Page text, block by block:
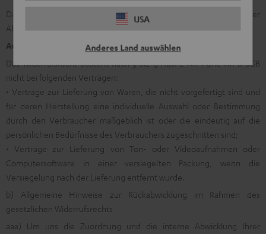
USA
Anderes Land auswählen
Das Muster-Widerrufsformular finden Sie ganz am Ende unserer
Allgemeinen Geschäftsbedingungen.
Ausnahmen vom Widerrufsrecht
Das Widerrufsrecht besteht nach § 312 g Abs. 2 Nr. 1 und Nr. 6 BGB
nicht bei folgenden Verträgen:
• Verträge zur Lieferung von Waren, die nicht vorgefertigt sind und
für deren Herstellung eine individuelle Auswahl oder Bestimmung
durch den Verbraucher maßgeblich ist oder die eindeutig auf die
persönlichen Bedürfnisse des Verbrauchers zugeschnitten sind;
• Verträge zur Lieferung von Ton- oder Videoaufnahmen oder
Computersoftware in einer versiegelten Packung, wenn die
Versiegelung nach der Lieferung entfernt wurde.
b) Allgemeine Hinweise zur Rückabwicklung im Rahmen des
gesetzlichen Widerrufsrechts
aaa) Um uns die Zuordnung und die interne Abwicklung Ihrer